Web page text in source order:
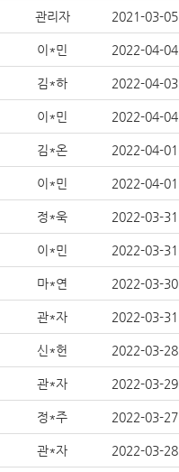
관리자 2021-03-05
이*민 2022-04-04
김*하 2022-04-03
이*민 2022-04-04
김*온 2022-04-01
이*민 2022-04-01
정*욱 2022-03-31
이*민 2022-03-31
마*연 2022-03-30
관*자 2022-03-31
신*헌 2022-03-28
관*자 2022-03-29
정*주 2022-03-27
관*자 2022-03-28